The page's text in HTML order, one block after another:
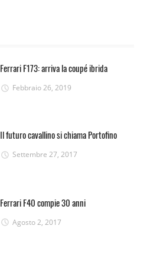
Ferrari F173: arriva la coupé ibrida
Febbraio 26, 2019
Il futuro cavallino si chiama Portofino
Settembre 27, 2017
Ferrari F40 compie 30 anni
Agosto 2, 2017